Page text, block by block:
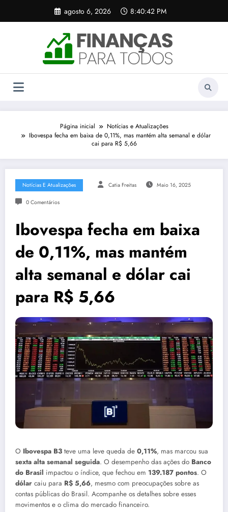
o
agosto 6, 2026 8:40:42 PM
Página inicial
Notícias e Atualizações
Ibovespa fecha em baixa de 0,11%, mas mantém alta semanal e dólar
cai para R$ 5,66
Notícias E Atualizações Catia Freitas Maio 16, 2025
0 Comentários
Ibovespa fecha em baixa
de 0,11%, mas mantém
alta semanal e dólar cai
para R$ 5,66
O Ibovespa B3 teve uma leve queda de 0,11%, mas marcou sua
sexta alta semanal seguida. O desempenho das ações do Banco
do Brasil impactou o índice, que fechou em 139.187 pontos. O
dólar caiu para R$ 5,66, mesmo com preocupações sobre as
contas públicas do Brasil. Acompanhe os detalhes sobre esses
movimentos e o clima do mercado financeiro.